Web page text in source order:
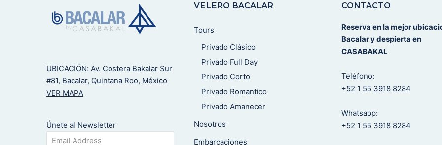
UBICACIÓN: Av. Costera Bakalar Sur
#81, Bacalar, Quintana Roo, México
VER MAPA
Únete al Newsletter
VELERO BACALAR
Tours
Privado Clásico
Privado Full Day
Privado Corto
Privado Romantico
Privado Amanecer
Nosotros
Embarcaciones
CONTACTO
Reserva en la mejor
Bacalar y despierta en
CASABAKAL
Teléfono:
+52 1 55 3918 8284
Whatsapp:
+52 1 55 3918 8284